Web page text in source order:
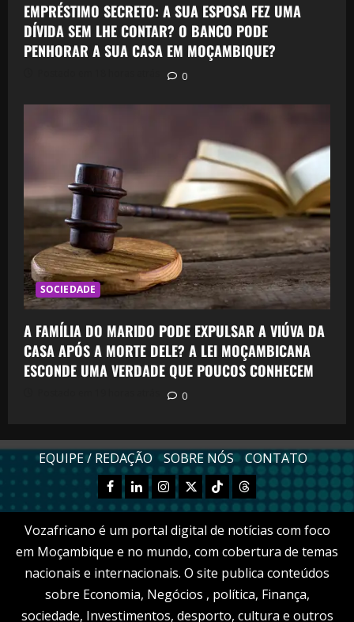
EMPRÉSTIMO SECRETO: A SUA ESPOSA FEZ UMA
DÍVIDA SEM LHE CONTAR? O BANCO PODE
PENHORAR A SUA CASA EM MOÇAMBIQUE?
0
SOCIEDADE
A FAMÍLIA DO MARIDO PODE EXPULSAR A VIÚVA DA
CASA APÓS A MORTE DELE? A LEI MOÇAMBICANA
ESCONDE UMA VERDADE QUE POUCOS CONHECEM
0
EQUIPE / REDAÇÃO SOBRE NÓS CONTATO
Facebook
LinkednInstagram
X TikTokThreads
Vozafricano é um portal digital de notícias com foco
em Moçambique e no mundo, com cobertura de temas
nacionais e internacionais. O site publica conteúdos
sobre Economia, Negócios , política, Finança,
sociedade, Investimentos, desporto, cultura e outros